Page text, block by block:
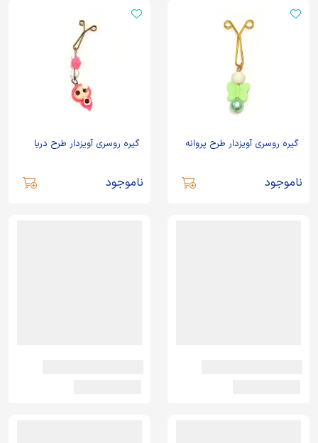
گیره روسری آویزدار طرح پروانه
ناموجود
گیره روسری آویزدار طرح دریا
ناموجود